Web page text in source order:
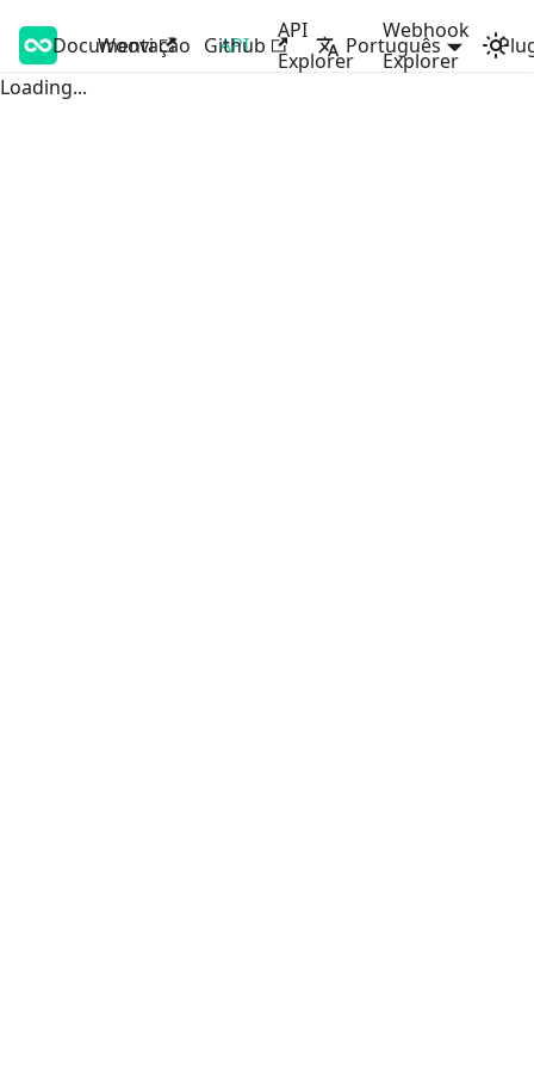
Woovi Developers
Documentação API
API
Explorer
Webhook
Explorer
Woovi Github
Português
Loading...